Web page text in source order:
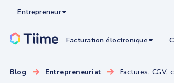
Entrepreneur
Facturation électronique
Blog Entrepreneuriat Factures, CGV,